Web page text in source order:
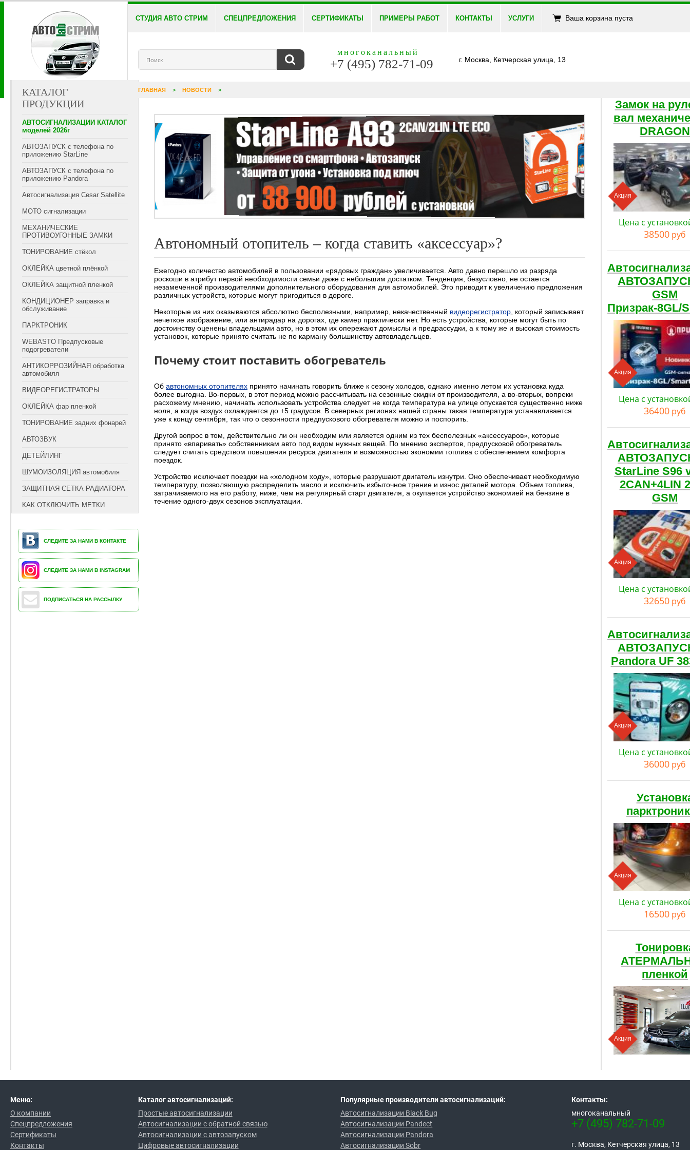
СТУДИЯ АВТО СТРИМ СПЕЦПРЕДЛОЖЕНИЯ СЕРТИФИКАТЫ ПРИМЕРЫ РАБОТ КОНТАКТЫ УСЛУГИ Ваша корзина пуста
многоканальный
+7 (495) 782-71-09 г. Москва, Кетчерская улица, 13
ГЛАВНАЯ > НОВОСТИ »
КАТАЛОГ
ПРОДУКЦИИ
АВТОСИГНАЛИЗАЦИИ КАТАЛОГ
моделей 2026г
АВТОЗАПУСК с телефона по
приложению StarLine
АВТОЗАПУСК с телефона по
приложению Pandora
Автосигнализация Cesar Satellite
МОТО сигнализации
МЕХАНИЧЕСКИЕ
ПРОТИВОУГОННЫЕ ЗАМКИ
ТОНИРОВАНИЕ стёкол
ОКЛЕЙКА цветной плёнкой
ОКЛЕЙКА защитной пленкой
КОНДИЦИОНЕР заправка и
обслуживание
ПАРКТРОНИК
WEBASTO Предпусковые
подогреватели
АНТИКОРРОЗИЙНАЯ обработка
автомобиля
ВИДЕОРЕГИСТРАТОРЫ
ОКЛЕЙКА фар пленкой
ТОНИРОВАНИЕ задних фонарей
АВТОЗВУК
ДЕТЕЙЛИНГ
ШУМОИЗОЛЯЦИЯ автомобиля
ЗАЩИТНАЯ СЕТКА РАДИАТОРА
КАК ОТКЛЮЧИТЬ МЕТКИ
СЛЕДИТЕ ЗА НАМИ В КОНТАКТЕ
СЛЕДИТЕ ЗА НАМИ В INSTAGRAM
ПОДПИСАТЬСЯ НА РАССЫЛКУ
Автономный отопитель – когда ставить «аксессуар»?
Ежегодно количество автомобилей в пользовании «рядовых граждан» увеличивается. Авто давно перешло из разряда
роскоши в атрибут первой необходимости семьи даже с небольшим достатком. Тенденция, безусловно, не остается
незамеченной производителями дополнительного оборудования для автомобилей. Это приводит к увеличению предложения
различных устройств, которые могут пригодиться в дороге.
Некоторые из них оказываются абсолютно бесполезными, например, некачественный видеорегистратор , который записывает
нечеткое изображение, или антирадар на дорогах, где камер практически нет. Но есть устройства, которые могут быть по
достоинству оценены владельцами авто, но в этом их опережают домыслы и предрассудки, а к тому же и высокая стоимость
установок, которые принято считать не по карману большинству автовладельцев.
Почему стоит поставить обогреватель
Об автономных отопителях принято начинать говорить ближе к сезону холодов, однако именно летом их установка куда
более выгодна. Во-первых, в этот период можно рассчитывать на сезонные скидки от производителя, а во-вторых, вопреки
расхожему мнению, начинать использовать устройства следует не когда температура на улице опускается существенно ниже
ноля, а когда воздух охлаждается до +5 градусов. В северных регионах нашей страны такая температура устанавливается
уже к концу сентября, так что о сезонности предпускового обогревателя можно и поспорить.
Другой вопрос в том, действительно ли он необходим или является одним из тех бесполезных «аксессуаров», которые
принято «впаривать» собственникам авто под видом нужных вещей. По мнению экспертов, предпусковой обогреватель
следует считать средством повышения ресурса двигателя и возможностью экономии топлива с обеспечением комфорта
поездок.
Устройство исключает поездки на «холодном ходу», которые разрушают двигатель изнутри. Оно обеспечивает необходимую
температуру, позволяющую распределить масло и исключить избыточное трение и износ деталей мотора. Объем топлива,
затрачиваемого на его работу, ниже, чем на регулярный старт двигателя, а окупается устройство экономией на бензине в
течение одного-двух сезонов эксплуатации.
Замок на
вал
DRAGON
Акция
Цена с
38500 руб
GSM
Призрак-8GL/
Акция
Цена с
36400 руб
StarLine S96
2CAN+4LIN
GSM
Акция
Цена с
32650 руб
Pandora UF
Акция
Цена с
36000 руб
Акция
Цена с
16500 руб
пленкой
Акция
Меню:
О компании
Спецпредложения
Сертификаты
Контакты
Каталог автосигнализаций:
Простые автосигнализации
Автосигнализации с обратной связью
Автосигнализации с автозапуском
Цифровые автосигнализации
Популярные производители автосигнализаций:
Автосигнализации Black Bug
Автосигнализации Pandect
Автосигнализации Pandora
Автосигнализации Sobr
Контакты:
многоканальный
+7 (495) 782-71-09
г. Москва, Кетчерская улица, 13